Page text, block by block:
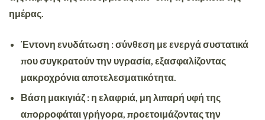
ημέρας.
Έντονη ενυδάτωση : σύνθεση με ενεργά συστατικά
που συγκρατούν την υγρασία, εξασφαλίζοντας
μακροχρόνια αποτελεσματικότητα.
Βάση μακιγιάζ : η ελαφριά, μη λιπαρή υφή της
απορροφάται γρήγορα, προετοιμάζοντας την